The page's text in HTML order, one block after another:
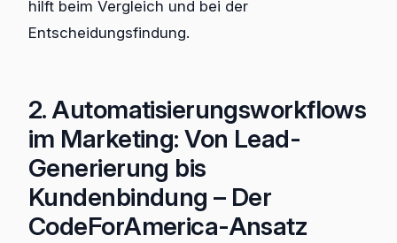
hilft beim Vergleich und bei der
Entscheidungsfindung.
2. Automatisierungsworkflows
im Marketing: Von Lead-
Generierung bis
Kundenbindung – Der
CodeForAmerica-Ansatz